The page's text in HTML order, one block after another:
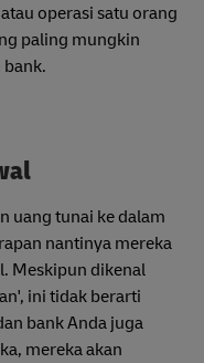
operasi satu orang
paling mungkin
uang tunai ke dalam
nantinya mereka
Meskipun dikenal
ini tidak berarti
bank Anda juga
mereka akan